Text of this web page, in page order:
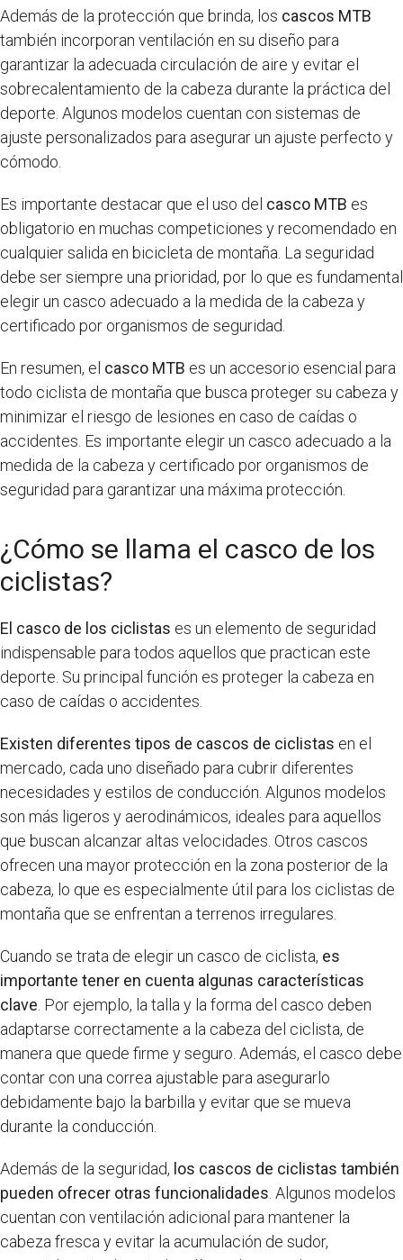
Además de la protección que brinda, los cascos MTB
también incorporan ventilación en su diseño para
garantizar la adecuada circulación de aire y evitar el
sobrecalentamiento de la cabeza durante la práctica del
deporte. Algunos modelos cuentan con sistemas de
ajuste personalizados para asegurar un ajuste perfecto y
cómodo.
Es importante destacar que el uso del casco MTB es
obligatorio en muchas competiciones y recomendado en
cualquier salida en bicicleta de montaña. La seguridad
debe ser siempre una prioridad, por lo que es fundamental
elegir un casco adecuado a la medida de la cabeza y
certificado por organismos de seguridad.
En resumen, el casco MTB es un accesorio esencial para
todo ciclista de montaña que busca proteger su cabeza y
minimizar el riesgo de lesiones en caso de caídas o
accidentes. Es importante elegir un casco adecuado a la
medida de la cabeza y certificado por organismos de
seguridad para garantizar una máxima protección.
¿Cómo se llama el casco de los
ciclistas?
El casco de los ciclistas es un elemento de seguridad
indispensable para todos aquellos que practican este
deporte. Su principal función es proteger la cabeza en
caso de caídas o accidentes.
Existen diferentes tipos de cascos de ciclistas en el
mercado, cada uno diseñado para cubrir diferentes
necesidades y estilos de conducción. Algunos modelos
son más ligeros y aerodinámicos, ideales para aquellos
que buscan alcanzar altas velocidades. Otros cascos
ofrecen una mayor protección en la zona posterior de la
cabeza, lo que es especialmente útil para los ciclistas de
montaña que se enfrentan a terrenos irregulares.
Cuando se trata de elegir un casco de ciclista, es
importante tener en cuenta algunas características
clave . Por ejemplo, la talla y la forma del casco deben
adaptarse correctamente a la cabeza del ciclista, de
manera que quede firme y seguro. Además, el casco debe
contar con una correa ajustable para asegurarlo
debidamente bajo la barbilla y evitar que se mueva
durante la conducción.
Además de la seguridad, los cascos de ciclistas también
pueden ofrecer otras funcionalidades . Algunos modelos
cuentan con ventilación adicional para mantener la
cabeza fresca y evitar la acumulación de sudor,